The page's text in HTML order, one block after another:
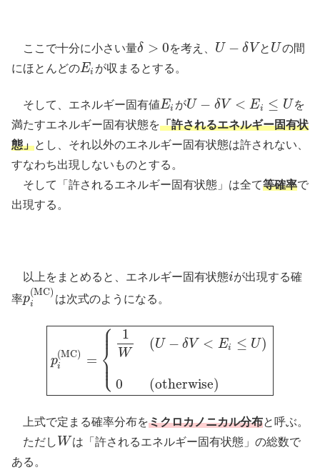
ここで十分に小さい量δ > 0
δ >0 を考え、 U − δ V
U−δV と U
U の間
にほとんどのEi
Ei が収まるとする。
そして、エネルギー固有値Ei
Ei がU − δV < Ei ≤ U
U−δV< E ≤U
を
満たすエネルギー固有状態を「許されるエネルギー固有状
態」とし、それ以外のエネルギー固有状態は許されない、
すなわち出現しないものとする。
そして「許されるエネルギー固有状態」は全て等確率で
出現する。
以上をまとめると、エネルギー固有状態i
i が出現する確
率p
(MC)
i
pi(MC )は次式のようになる。
p
(MC)
i =
⎧
⎩
⎨⎪
⎪
⎪
⎪
1
W
0
(U − δV < Ei ≤ U)
(otherwise)
pi(MC) ={1 W (
上式で定まる確率分布をミクロカノニカル分布と呼ぶ。
ただし W
W は「許されるエネルギー固有状態」の総数で
ある。